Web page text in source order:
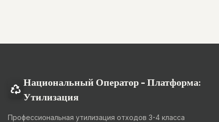
Национальный Оператор - Платформа:
Утилизация
Профессиональная утилизация отходов 3-4 класса